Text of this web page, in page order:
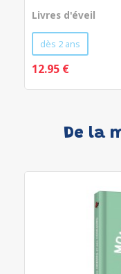
Livres d'éveil
dès 2 ans
12.95 €
De la